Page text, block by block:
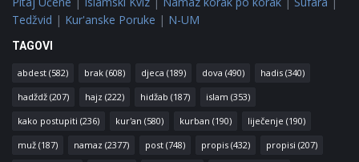
Tedžvid | Kur'anske Poruke | N-UM
TAGOVI
abdest (582) brak (608) djeca (189) dova (490) hadis (340)
hadždž (207) hajz (222) hidžab (187) islam (353)
kako postupiti (236) kur'an (580) kurban (190) liječenje (190)
muž (187) namaz (2377) post (748) propis (432) propisi (207)